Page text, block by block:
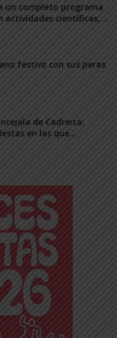
un completo programa
actividades científicas,...
festivo con sus peras
de Cadreita:
en las que...